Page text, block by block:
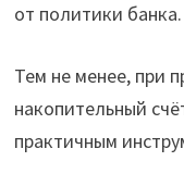
от политики банка.
Тем не менее, при
накопительный
практичным